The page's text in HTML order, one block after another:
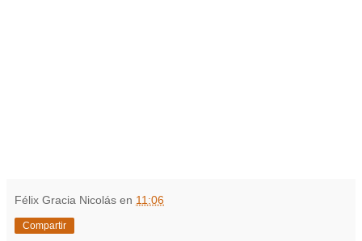
Félix Gracia Nicolás en 11:06
Compartir